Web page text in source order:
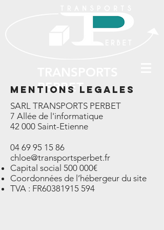
PERBET
MENTIONS LEGALES
SARL TRANSPORTS PERBET
7 Allée de l'informatique
42 000 Saint-Etienne
04 69 95 15 86
chloe@transportsperbet.fr
Capital social 500 000€
Coordonnées de l’hébergeur du site
TVA : FR60381915 594